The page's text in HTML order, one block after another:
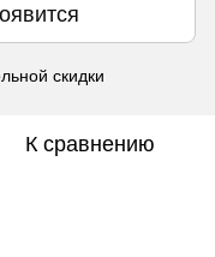
скидки
К сравнению